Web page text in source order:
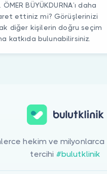
ÖMER BÜYÜKDURNA’ı daha
ettiniz mi? Görüşlerinizi
diğer kişilerin doğru seçim
katkıda bulunabilirsiniz.
hekim ve milyonlarca
tercihi #bulutklinik